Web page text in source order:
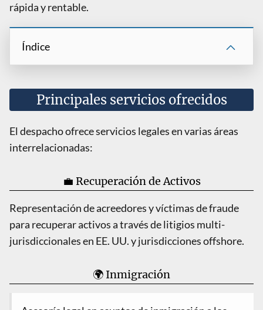
rápida y rentable.
Índice
Principales servicios ofrecidos
El despacho ofrece servicios legales en varias áreas
interrelacionadas:
💼 Recuperación de Activos
Representación de acreedores y víctimas de fraude
para recuperar activos a través de litigios multi-
jurisdiccionales en EE. UU. y jurisdicciones offshore.
🌍 Inmigración